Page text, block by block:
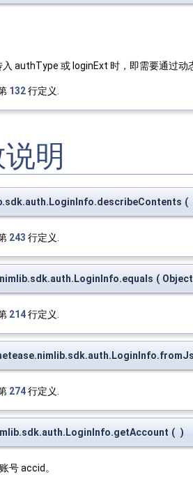
入 authType 或 loginExt 时，即需要通过
132行定义.
明
(
243 行定义.
(
214行定义.
274行定义.
( )
号 accid。